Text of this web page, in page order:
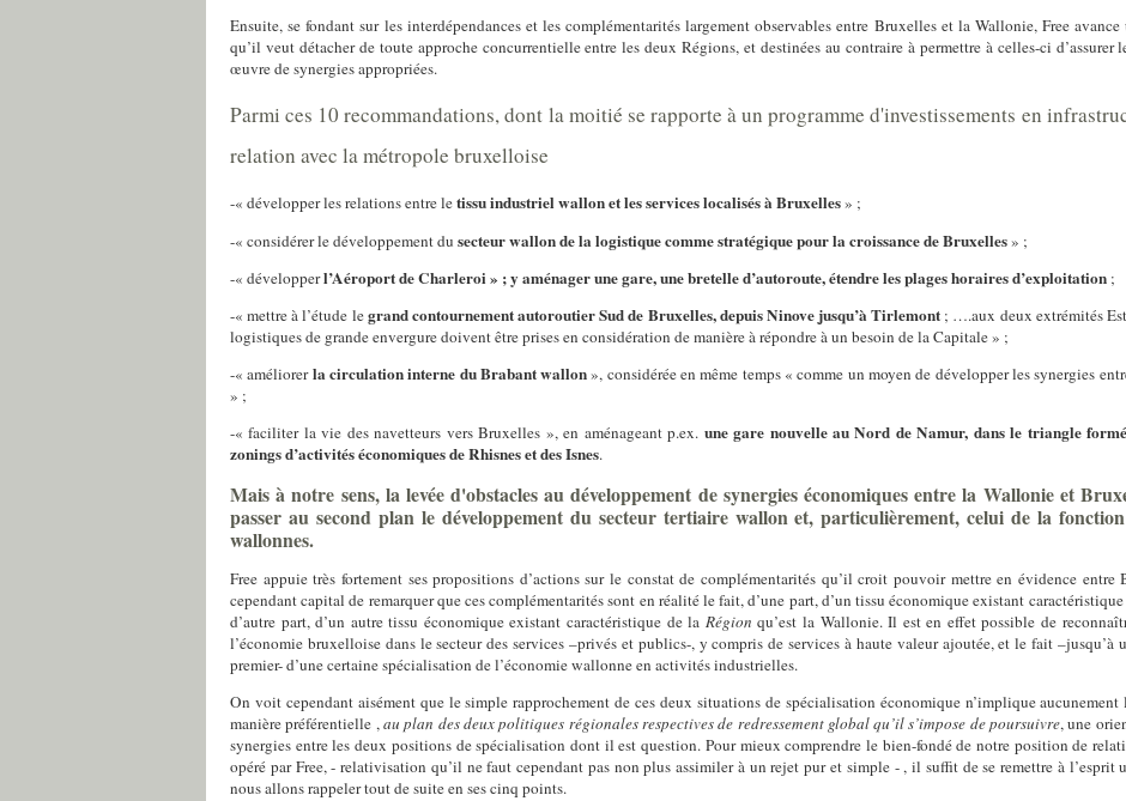
Ensuite, se fondant sur les interdépendances et les complémentarités largement observables entre Bruxelles et la Wallonie,Free avance
qu’il veut détacher de toute approche concurrentielle entre les deux Régions, et destinées au contraire à permettre à celles-ci d’assurer
œuvre de synergies appropriées.
Parmi ces 10 recommandations, dont la moitié se rapporte à un programme d'investissements en
relation avec la métropole bruxelloise
-« développer les relations entre letissu industriel wallon et les services localisés à Bruxelles» ;
-« considérer le développement du secteur wallon de la logistique comme stratégique pour la croissance de Bruxelles» ;
-« développerl’Aéroport de Charleroi » ; y aménager une gare, une bretelle d’autoroute, étendre les plages horaires d’exploitation ;
-« mettre à l’étude legrand contournement autoroutier Sud de Bruxelles, depuis Ninove jusqu’à Tirlemont; ….aux deux extrémités
logistiques de grande envergure doivent être prises en considération de manière à répondre à un besoin de la Capitale » ;
-« améliorerla circulation interne du Brabant wallon», considéréeen même temps « comme un moyen de développer les synergies
» ;
-« faciliter la vie des navetteurs vers Bruxelles », en aménageant p.ex. une gare nouvelle au Nord de Namur, dans le triangle
zonings d’activités économiques de Rhisnes et des Isnes.
Mais à notre sens, la levée d'obstacles au développement de synergies économiques entre la Wallonie et
passer au second plan le développement du secteur tertiaire wallon et, particulièrement, celui de la
wallonnes.
Free appuie très fortement ses propositions d’actions sur le constat de complémentarités qu’il croit pouvoir mettre en évidence
cependant capital de remarquer que ces complémentarités sont en réalité le fait, d’une part, d’un tissu économique existant
d’autre part, d’un autre tissu économique existant caractéristique de la Région qu’est la Wallonie. Il est en effet possible de
l’économie bruxelloise dans le secteur des services –privés et publics-, y compris de services à haute valeur ajoutée, et le fait –jusqu’à
premier-d’une certaine spécialisation de l’économie wallonne en activités industrielles.
On voit cependant aisément que le simple rapprochement de ces deux situations de spécialisation économique n’implique
manière préférentielle ,au plan des deux politiques régionales respectives de redressement global qu’il s’impose de poursuivre,une
synergies entre les deux positions de spécialisation dont il est question. Pour mieux comprendre le bien-fondé de notre position de
opéré parFree, - relativisation qu’il ne faut cependant pas non plus assimiler à un rejet pur et simple - , il suffit de se remettre à l’esprit
nous allons rappeler tout de suite en ses cinq points.